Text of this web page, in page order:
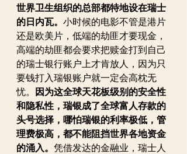
世界卫生组织的总部都特地设在瑞士
的日内瓦。 小时候的电影不管是港片
还是欧美片，低端的劫匪才要现金，
高端的劫匪都会要求把赎金打到自己
的瑞士银行账户上才肯放人，因为只
要钱打入瑞银账户就一定会高枕无
忧。
因为这全球天花板级别的安全性
和隐私性，瑞银成了全球富人存款的
头号选择，哪怕瑞银的利率极低，管
理费极高，都不能阻挡世界各地资金
的涌入。 凭借发达的金融业，瑞士人